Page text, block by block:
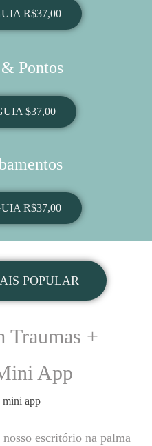
R$37,00
Pontos
$37,00
R$37,00
POPULAR
Traumas +
App
escritório na palma